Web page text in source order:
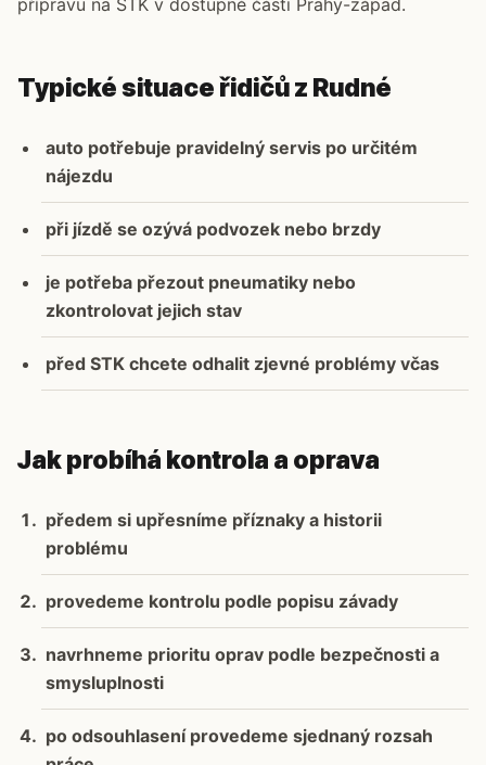
přípravu na STK v dostupné části Prahy-západ.
Typické situace řidičů z Rudné
auto potřebuje pravidelný servis po určitém
nájezdu
při jízdě se ozývá podvozek nebo brzdy
je potřeba přezout pneumatiky nebo
zkontrolovat jejich stav
před STK chcete odhalit zjevné problémy včas
Jak probíhá kontrola a oprava
předem si upřesníme příznaky a historii
problému
provedeme kontrolu podle popisu závady
navrhneme prioritu oprav podle bezpečnosti a
smysluplnosti
po odsouhlasení provedeme sjednaný rozsah